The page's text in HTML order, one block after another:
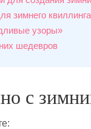
зимнего квиллинга
узоры»
шедевров
с